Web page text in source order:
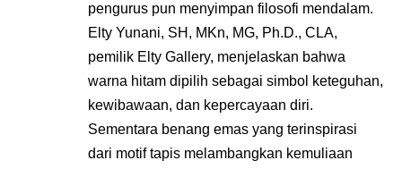
pengurus pun menyimpan filosofi mendalam.
Elty Yunani, SH, MKn, MG, Ph.D., CLA,
pemilik Elty Gallery, menjelaskan bahwa
warna hitam dipilih sebagai simbol keteguhan,
kewibawaan, dan kepercayaan diri.
Sementara benang emas yang terinspirasi
dari motif tapis melambangkan kemuliaan